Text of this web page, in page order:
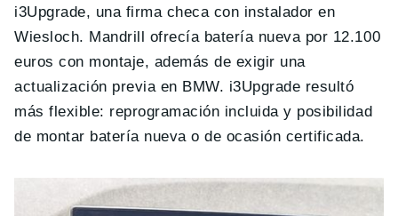
i3Upgrade, una firma checa con instalador en
Wiesloch. Mandrill ofrecía batería nueva por 12.100
euros con montaje, además de exigir una
actualización previa en BMW. i3Upgrade resultó
más flexible: reprogramación incluida y posibilidad
de montar batería nueva o de ocasión certificada.